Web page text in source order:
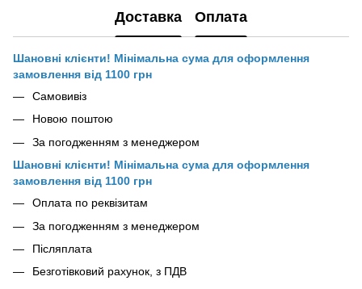
Доставка Оплата
Шановні клієнти! Мінімальна сума для оформлення
замовлення від 1100 грн
Самовивіз
Новою поштою
За погодженням з менеджером
Шановні клієнти! Мінімальна сума для оформлення
замовлення від 1100 грн
Оплата по реквізитам
За погодженням з менеджером
Післяплата
Безготівковий рахунок, з ПДВ